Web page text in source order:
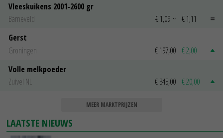
Vleeskuikens 2001-2600 gr
Barneveld
€ 1,09 ~ € 1,11
Gerst
Groningen
€ 197,00 € 2,00
Volle melkpoeder
Zuivel NL
€ 345,00 € 20,00
MEER MARKTPRIJZEN
LAATSTE NIEUWS